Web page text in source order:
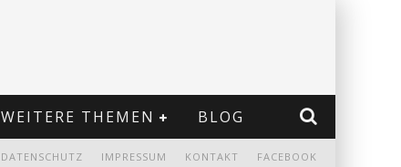
WEITERE THEMEN BLOG
FACEBOOK
KONTAKT
IMPRESSUM
DATENSCHUTZ